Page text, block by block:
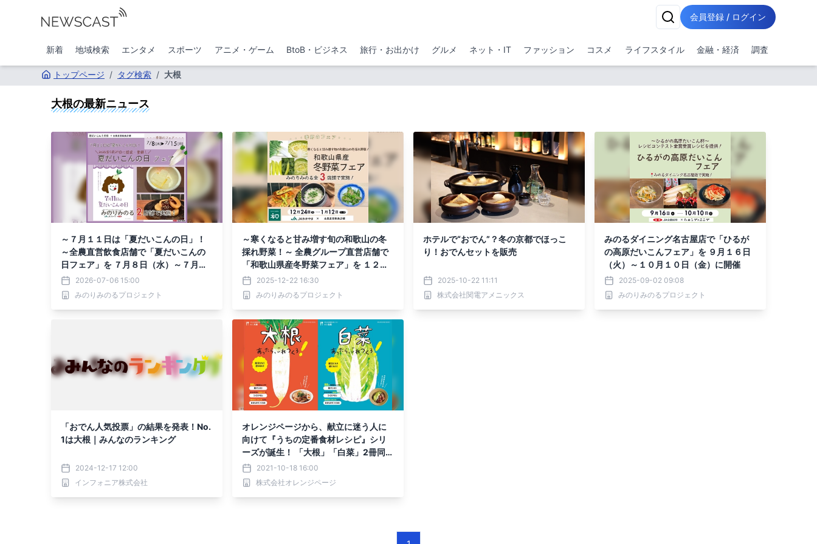
会員登録 / ログイン
新着 地域検索 エンタメ スポーツ アニメ・ゲーム BtoB・ビジネス 旅行・お出かけ グルメ ネット・IT ファッション コスメ ライフスタイル 金融・経済 調査
トップページ / タグ検索 / 大根
大根の最新ニュース
～７月１１日は「夏だいこんの日」！
～全農直営飲食店舗で「夏だいこんの
日フェア」を ７月８日（水）～７月１
５日（水）に開催
2026-07-06 15:00
みのりみのるプロジェクト
～寒くなると甘み増す旬の和歌山の冬
採れ野菜！～ 全農グループ直営店舗で
「和歌山県産冬野菜フェア」を １２月
２４日（水）～１月１２日（月・祝）
に開催
2025-12-22 16:30
みのりみのるプロジェクト
ホテルで“おでん”？冬の京都でほっこ
り！おでんセットを販売
2025-10-22 11:11
株式会社関電アメニックス
みのるダイニング名古屋店で「ひるが
の高原だいこんフェア」を ９月１６日
（火）～１０月１０日（金）に開催
2025-09-02 09:08
みのりみのるプロジェクト
「おでん人気投票」の結果を発表！No.
1は大根｜みんなのランキング
2024-12-17 12:00
インフォニア株式会社
オレンジページから、献立に迷う人に
向けて『うちの定番食材レシピ』シリ
ーズが誕生！ 「大根」「白菜」2冊同時
発売2021-10-18 16:00
株式会社オレンジページ